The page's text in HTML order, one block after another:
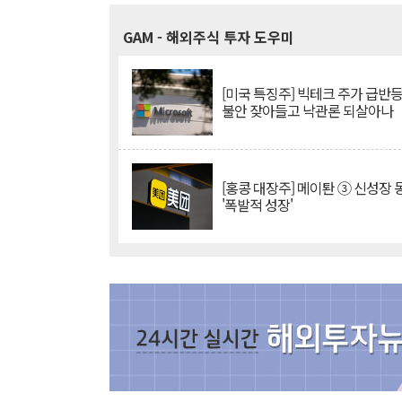
GAM - 해외주식 투자 도우미
[미국 특징주] 빅테크 주가 급반
불안 잦아들고 낙관론 되살아나
[홍콩 대장주] 메이퇀 ③ 신성장
'폭발적 성장'